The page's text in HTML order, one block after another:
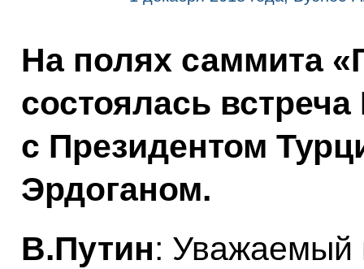
На полях саммита
состоялась
с Президентом
Эрдоганом.
В.Путин: Уважаемый